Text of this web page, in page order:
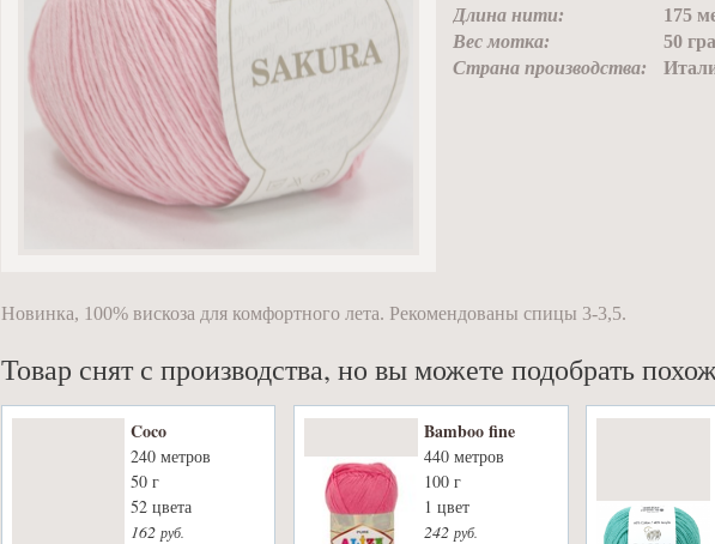
Длина нити:
175
Вес мотка:
50
Страна производства:
Новинка, 100% вискоза для комфортного лета. Рекомендованы спицы 3-3,5.
Товар снят с производства, но вы можете подобрать
Coco
240 метров
50 г
52 цвета
162руб.
Bamboo fine
440 метров
100 г
1 цвет
242 руб.